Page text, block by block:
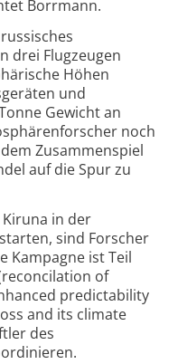
Borrmann.
drei Flugzeugen
Höhen
und
Gewicht an
noch
Zusammenspiel
auf die Spur zu
in der
sind Forscher
Kampagne ist Teil
of
predictability
and its climate
des